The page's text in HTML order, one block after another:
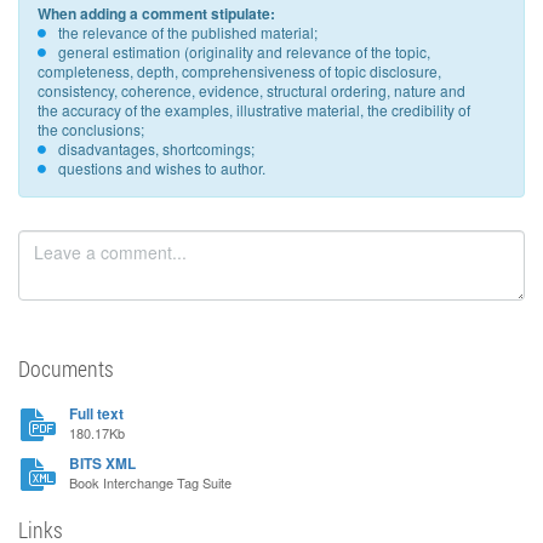
When adding a comment stipulate:
the relevance of the published material;
general estimation (originality and relevance of the topic,
completeness, depth, comprehensiveness of topic disclosure,
consistency, coherence, evidence, structural ordering, nature and
the accuracy of the examples, illustrative material, the credibility of
the conclusions;
disadvantages, shortcomings;
questions and wishes to author.
Documents
Full text
180.17Kb
BITS XML
Book Interchange Tag Suite
Links